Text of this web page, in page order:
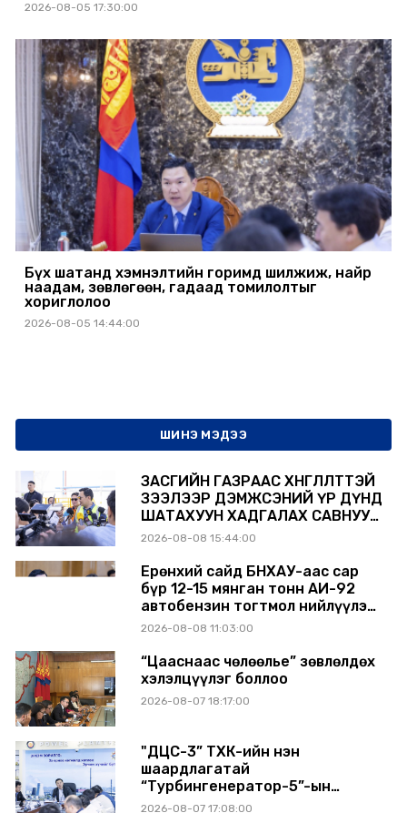
2026-08-05 17:30:00
Бүх шатанд хэмнэлтийн горимд шилжиж, найр
наадам, зөвлөгөөн, гадаад томилолтыг
хориглолоо
2026-08-05 14:44:00
ШИНЭ МЭДЭЭ
ЗАСГИЙН ГАЗРААС ХӨНГӨЛӨЛТТЭЙ
ЗЭЭЛЭЭР ДЭМЖСЭНИЙ ҮР ДҮНД
ШАТАХУУН ХАДГАЛАХ САВНУУД
ЭХНЭЭСЭЭ АШИГЛАЛТАД ОРЖ
2026-08-08 15:44:00
Ерөнхий сайд БНХАУ-аас сар
бүр 12-15 мянган тонн АИ-92
автобензин тогтмол нийлүүлэх
хүсэлт тавилаа
2026-08-08 11:03:00
“Цааснаас чөлөөлье” зөвлөлдөх
хэлэлцүүлэг боллоо
2026-08-07 18:17:00
"ДЦС-3” ТӨХК-ийн нэн
шаардлагатай
“Турбингенератор-5”-ын
шинэчлэлийн төсвийг
2026-08-07 17:08:00